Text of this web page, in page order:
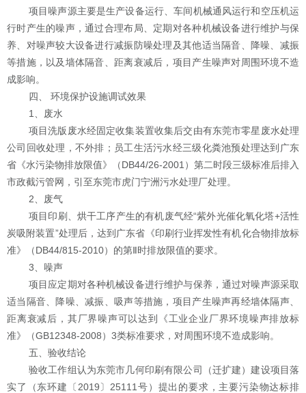
项目噪声源主要是生产设备运行、车间机械通风运行和空压机运
行时产生的噪声，通过合理布局、定期对各种机械设备进行维护与保
养、对噪声较大设备进行减振防噪处理及其他适当隔音、降噪、减振
等措施，以及墙体隔音、距离衰减后，项目产生噪声对周围环境不造
成影响。
四、
环境保护设施调试效果
1
、废水
项目洗版废水经固定收集装置收集后交由有东莞市零星废水处理
公司回收处理，不外排；员工生活污水经三级化粪池预处理达到广东
省《水污染物排放限值》（DB44/26-2001 ）第二时段三级标准后排入
市政截污管网，引至东莞市虎门宁洲污水处理厂处理。
2 、废气
项目印刷、烘干工序产生的有机废气经“紫外光催化氧化塔+活性
炭吸附装置”处理后，达到广东省《印刷行业挥发性有机化合物排放标
准》（DB44/815-2010）的第Ⅱ时排放限值的要求。
3 、噪声
项目应定期对各种机械设备进行维护与保养，通过对噪声源采取
适当隔音、降噪、减振、吸声等措施，项目产生噪声再经墙体隔声、
距离衰减后，其厂界噪声可以达到《工业企业厂界环境噪声排放标
准》（GB12348-2008） 3类标准要求，对周围环境不造成影响。
五、验收结论
验收工作组认为东莞市几何印刷有限公司（迁扩建）建设项目落
实了（东环建〔 2019〕 25111 号）提出的要求，主要污染物达标排